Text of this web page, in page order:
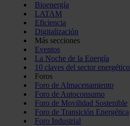
Bioenergía
LATAM
Eficiencia
Digitalización
Más secciones
Eventos
La Noche de la Energía
10 claves del sector energético
Foros
Foro de Almacenamiento
Foro de Autoconsumo
Foro de Movilidad Sostenible
Foro de Transición Energética
Foro Industrial